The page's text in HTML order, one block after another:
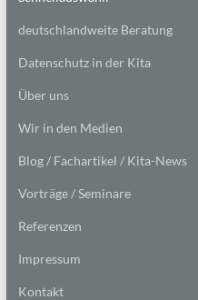
deutschlandweite Beratung
Datenschutz in der Kita
Über uns
Wir in den Medien
Blog / Fachartikel / Kita-News
Vorträge / Seminare
Referenzen
Impressum
Kontakt